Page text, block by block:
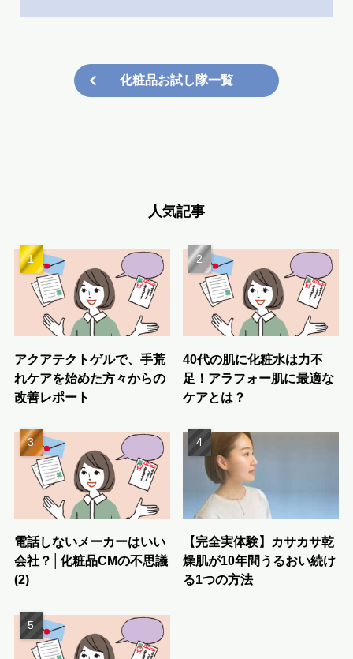
化粧品お試し隊一覧
人気記事
アクアテクトゲルで、手荒
れケアを始めた方々からの
改善レポート
40代の肌に化粧水は力不
足！アラフォー肌に最適な
ケアとは？
電話しないメーカーはいい
会社？│化粧品CMの不思議
(2)
【完全実体験】カサカサ乾
燥肌が10年間うるおい続け
る1つの方法